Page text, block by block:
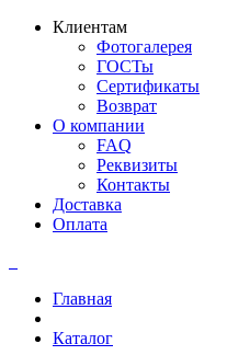
Клиентам
Фотогалерея
ГОСТы
Сертификаты
Возврат
О компании
FAQ
Реквизиты
Контакты
Доставка
Оплата
Главная
Каталог